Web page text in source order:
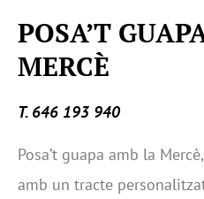
POSA’T
MERCÈ
T. 646 193 940
Posa’t guapa amb la
amb un tracte